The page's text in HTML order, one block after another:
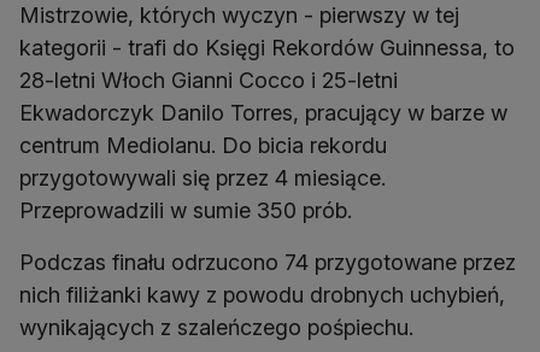
Mistrzowie, których wyczyn - pierwszy w tej
kategorii - trafi do Księgi Rekordów Guinnessa, to
28-letni Włoch Gianni Cocco i 25-letni
Ekwadorczyk Danilo Torres, pracujący w barze w
centrum Mediolanu. Do bicia rekordu
przygotowywali się przez 4 miesiące.
Przeprowadzili w sumie 350 prób.
Podczas finału odrzucono 74 przygotowane przez
nich filiżanki kawy z powodu drobnych uchybień,
wynikających z szaleńczego pośpiechu.